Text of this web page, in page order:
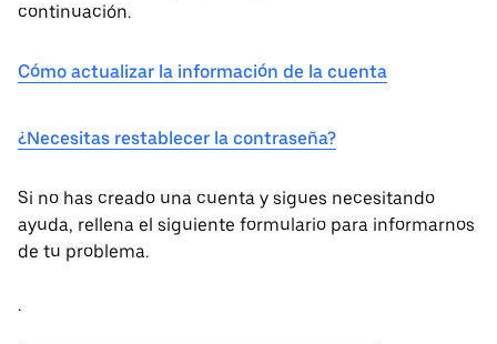
continuación.
Cómo actualizar la información de la cuenta
¿Necesitas restablecer la contraseña?
Si no has creado una cuenta y sigues necesitando
ayuda, rellena el siguiente formulario para informarnos
de tu problema.
.